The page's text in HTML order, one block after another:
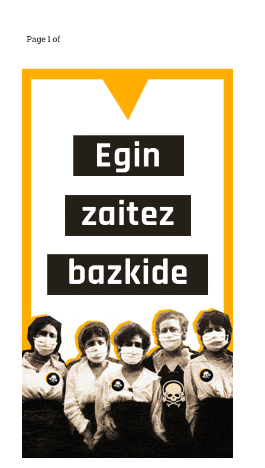
Page 1 of